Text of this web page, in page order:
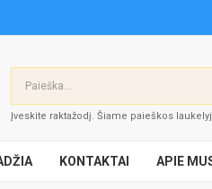
Įveskite raktažodį. Šiame paieškos
KONTAKTAI APIE